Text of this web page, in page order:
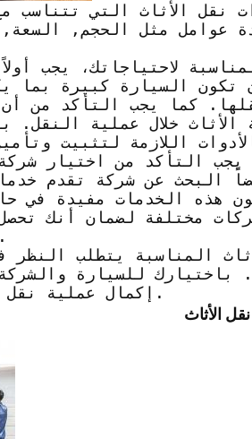
نقل الأثاث التي تتناسب
عوامل مثل الحجم, السعة,
لاحتياجاتك، يجب
السيارة كبيرة بما
كما يجب التأكد من
الأثاث خلال عملية النقل.
اللازمة لتثبيت
يجب التأكد من اختيار
البحث عن شركة تقدم
هذه الخدمات مفيدة في
مختلفة لضمان أنك
الخدمات التي تحتاجها.
المناسبة يتطلب النظر
باختيارك للسيارة
إكمال عملية نقل الأثاث بكل يسر وسهولة.
الأثاث